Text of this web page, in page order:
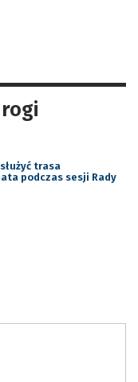
trasa
podczas sesji Rady